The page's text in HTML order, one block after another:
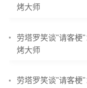
烤大师
劳塔罗笑谈"请客梗
烤大师
劳塔罗笑谈"请客梗